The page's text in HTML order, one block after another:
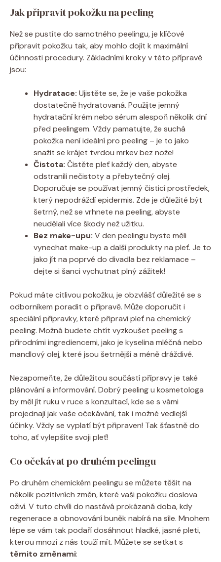
Jak připravit ​pokožku na peeling
Než se pustíte ‌do samotného peelingu,⁢ je klíčové
⁣připravit pokožku tak, aby mohlo dojít k maximální ​
účinnosti procedury. Základními kroky v této přípravě
jsou:
Hydratace: Ujistěte se, že je ⁣vaše⁤ pokožka
dostatečně hydratovaná. Použijte jemný
hydratační krém nebo sérum alespoň několik dní
před peelingem. Vždy pamatujte, že suchá
pokožka není ideální pro peeling – je to jako
snažit se krájet tvrdou mrkev bez⁢ nože!
Čistota: Čistěte pleť každý den, abyste
odstranili nečistoty a přebytečný olej.
Doporučuje se používat jemný⁣ čisticí prostředek,
který nepodráždí epidermis. Zde je důležité ⁣být
šetrný, než se vrhnete ​na peeling, abyste
neudělali více škody než užitku.
Bez make-upu: ‍V den peelingu byste měli
vynechat make-up a další produkty na pleť. Je to
jako jít na poprvé do ⁣divadla bez reklamace –
dejte‍ si šanci⁢ vychutnat plný zážitek!
Pokud máte citlivou pokožku, je obzvlášť důležité se s
odborníkem poradit o přípravě. Může doporučit i
speciální přípravky, které připraví pleť na chemický
peeling. ‍Možná budete chtít vyzkoušet⁤ peeling s
přírodními​ ingrediencemi, jako je kyselina mléčná nebo ​
mandlový olej, které jsou šetrnější a méně dráždivé.
Nezapomeňte, že důležitou součástí přípravy je také
plánování a informování. Dobrý peeling u kosmetologa
⁤by měl jít ruku v​ ruce s konzultací, kde se s vámi
‍projednají jak vaše očekávání, tak i možné ⁣vedlejší
⁢účinky. Vždy se vyplatí být připraven! Tak šťastně do
toho, ať vylepšíte svoji pleť!
Co očekávat po druhém peelingu
Po druhém⁤ chemickém peelingu se můžete těšit na
několik pozitivních změn, které vaši pokožku doslova
‍oživí. V tuto chvíli⁤ do nastává prokázaná doba, kdy
regenerace a obnovování ⁢buněk nabírá na síle. Mnohem
lépe se vám tak podaří dosáhnout hladké, jasné pleti,
kterou mnozí z nás‍ touží mít. Můžete se setkat⁢ s ‍
těmito ​změnami: